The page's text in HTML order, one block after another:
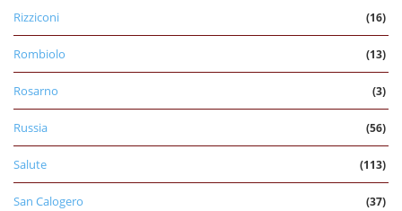
Rizziconi (16)
Rombiolo (13)
Rosarno (3)
Russia (56)
Salute (113)
San Calogero (37)